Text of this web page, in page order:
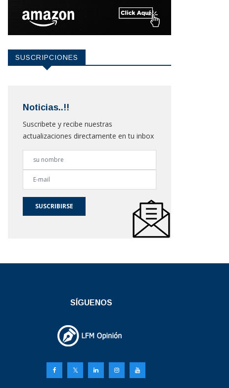
SUSCRIPCIONES
Noticias..!!
Suscribete y recibe nuestras
actualizaciones directamente en tu inbox
SUSCRIBIRSE
SÍGUENOS